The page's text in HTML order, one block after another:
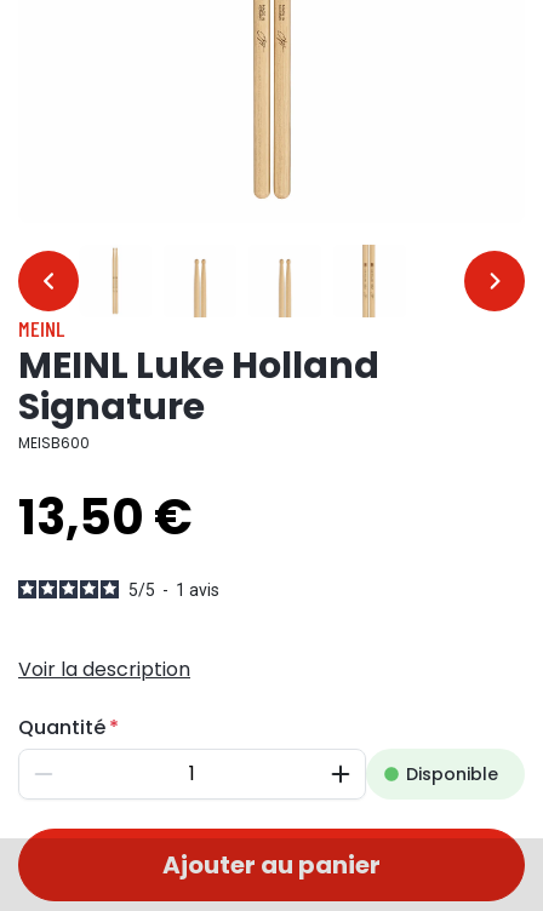
… …
MEINL
MEINL Luke Holland
Signature
MEISB600
13,50 €
5/5 - 1 avis
Voir la description
Quantité
Diminuer AugmenterDisponible
Ajouter au panier